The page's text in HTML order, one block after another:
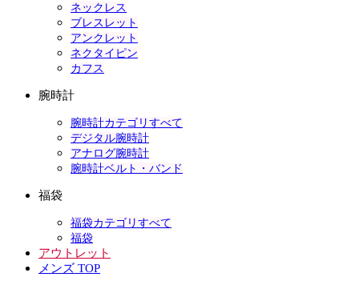
ネックレス
ブレスレット
アンクレット
ネクタイピン
カフス
腕時計
腕時計カテゴリすべて
デジタル腕時計
アナログ腕時計
腕時計ベルト・バンド
福袋
福袋カテゴリすべて
福袋
アウトレット
メンズ TOP